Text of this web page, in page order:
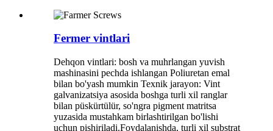
Fermer vintlari
Dehqon vintlari: bosh va muhrlangan yuvish
mashinasini pechda ishlangan Poliuretan emal
bilan bo'yash mumkin Texnik jarayon: Vint
galvanizatsiya asosida boshga turli xil ranglar
bilan püskürtülür, so'ngra pigment matritsa
yuzasida mustahkam birlashtirilgan bo'lishi
uchun pishiriladi.Foydalanishda, turli xil substrat